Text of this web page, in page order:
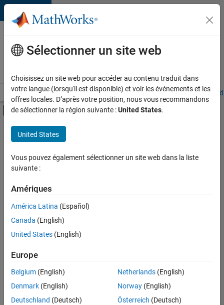
Passer au contenu
Votre
carrière
chez
Accueil Explorer nos opportunités Adresses de nos bureaux
Activer/désactiver l'affichage du menu
Contenu principal
FILTRER PAR
Programme destiné aux nouvelles carrières (EDG)
Infrastructure et architecture
Gestion des programmes
Enregistrer
sélectionnées
Les
descriptions
Sélectionner un site web
Choisissez un site web pour accéder au contenu traduit dans
votre langue (lorsqu'il est disponible) et voir les événements et les
offres locales. D’après votre position, nous vous recommandons
de sélectionner la région suivante :United States.
United States
Vous pouvez également sélectionner un site web dans la liste
suivante :
Amériques
América Latina (Español)
Canada (English)
United States (English)
Europe
Belgium (English)
Denmark (English)
Deutschland (Deutsch)
Netherlands(English)
Norway(English)
Österreich (Deutsch)